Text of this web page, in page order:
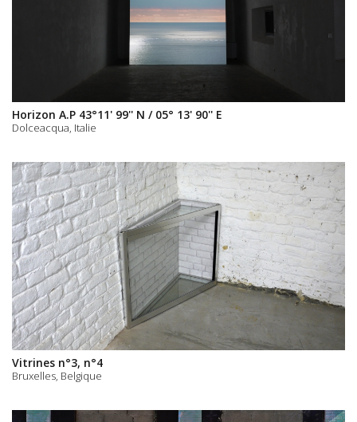
Horizon A.P 43°11' 99'' N / 05° 13' 90'' E
Dolceacqua, Italie
Vitrines n°3, n°4
Bruxelles, Belgique